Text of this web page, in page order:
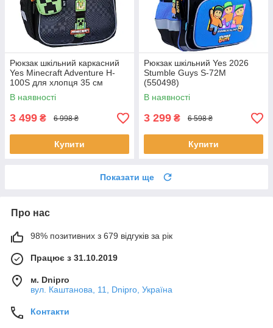
Рюкзак шкільний каркасний
Yes Minecraft Adventure H-
100S для хлопця 35 см
(550222)
В наявності
3 499 ₴ 6 998 ₴
Купити
Рюкзак шкільний Yes 2026
Stumble Guys S-72M
(550498)
В наявності
3 299 ₴ 6 598 ₴
Купити
Показати ще
Про нас
98% позитивних з 679 відгуків за рік
Працює з 31.10.2019
м. Dnipro
вул. Каштанова, 11, Dnipro, Україна
Контакти